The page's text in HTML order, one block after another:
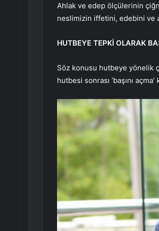
Ahlak ve edep ölçülerinin
neslimizin iffetini, edebini ve
HUTBEYE TEPKİ OLARAK
Söz konusu hutbeye yönelik
hutbesi sonrası ‘başını açma’